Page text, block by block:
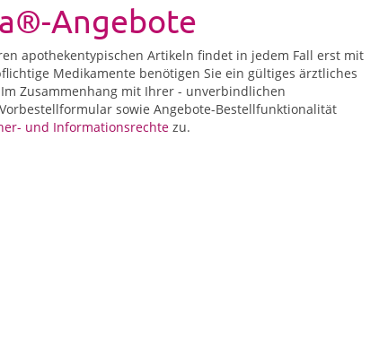
Angebote
apothekentypischen Artikeln findet in jedem Fall erst mit
Medikamente benötigen Sie ein gültiges ärztliches
Zusammenhang mit Ihrer - unverbindlichen
sowie Angebote-Bestellfunktionalität
und Informationsrechte zu.